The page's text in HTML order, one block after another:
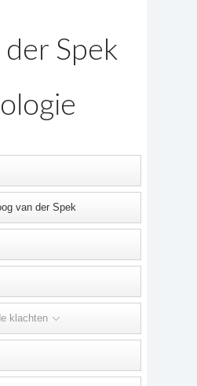
der Spek
van der Spek
klachten